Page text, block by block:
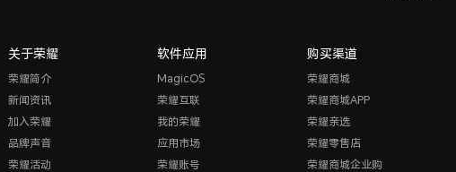
关于荣耀
荣耀简介
新闻资讯
加入荣耀
品牌声音
荣耀活动
软件应用
MagicOS
荣耀互联
我的荣耀
应用市场
荣耀账号
购买渠道
荣耀商城
荣耀商城APP
荣耀亲选
荣耀零售店
荣耀商城企业购